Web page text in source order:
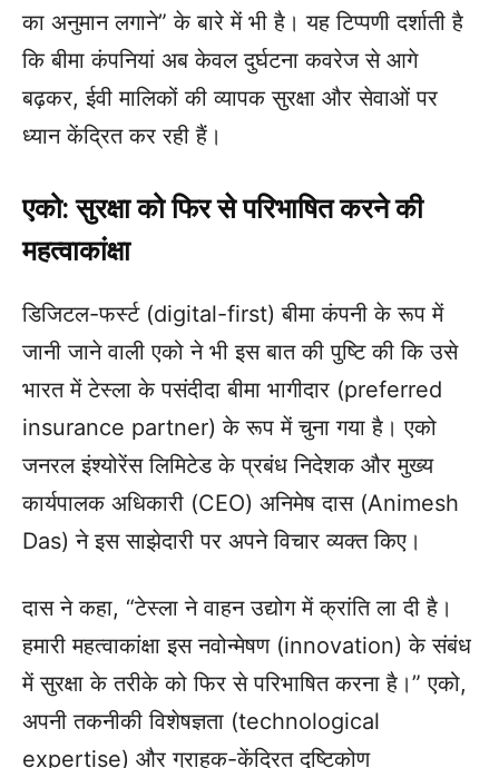
का अनुमान लगाने” के बारे में भी है। यह टिप्पणी दर्शाती है
कि बीमा कंपनियां अब केवल दुर्घटना कवरेज से आगे
बढ़कर, ईवी मालिकों की व्यापक सुरक्षा और सेवाओं पर
ध्यान केंद्रित कर रही हैं।
एको: सुरक्षा को फिर से परिभाषित करने की
महत्वाकांक्षा
डिजिटल-फर्स्ट (digital-first) बीमा कंपनी के रूप में
जानी जाने वाली एको ने भी इस बात की पुष्टि की कि उसे
भारत में टेस्ला के पसंदीदा बीमा भागीदार (preferred
insurance partner) के रूप में चुना गया है। एको
जनरल इंश्योरेंस लिमिटेड के प्रबंध निदेशक और मुख्य
कार्यपालक अधिकारी (CEO) अनिमेष दास (Animesh
Das) ने इस साझेदारी पर अपने विचार व्यक्त किए।
दास ने कहा, “टेस्ला ने वाहन उद्योग में क्रांति ला दी है।
हमारी महत्वाकांक्षा इस नवोन्मेषण (innovation) के संबंध
में सुरक्षा के तरीके को फिर से परिभाषित करना है।” एको,
अपनी तकनीकी विशेषज्ञता (technological
expertise) और ग्राहक-केंद्रित दृष्टिकोण